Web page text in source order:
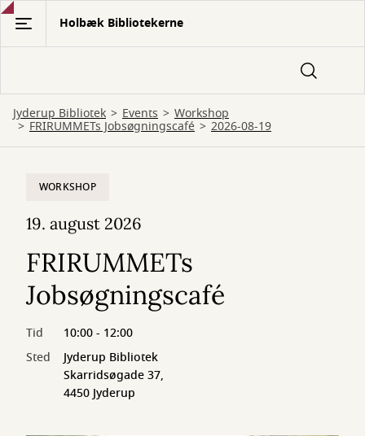
Gå
hovedindhold
Holbæk Bibliotekerne
Jyderup Bibliotek Events Workshop
FRIRUMMETs Jobsøgningscafé 2026-08-19
WORKSHOP
19. august 2026
FRIRUMMETs
Jobsøgningscafé
Tid
10:00 - 12:00
Sted
Jyderup Bibliotek
Skarridsøgade 37,
4450 Jyderup